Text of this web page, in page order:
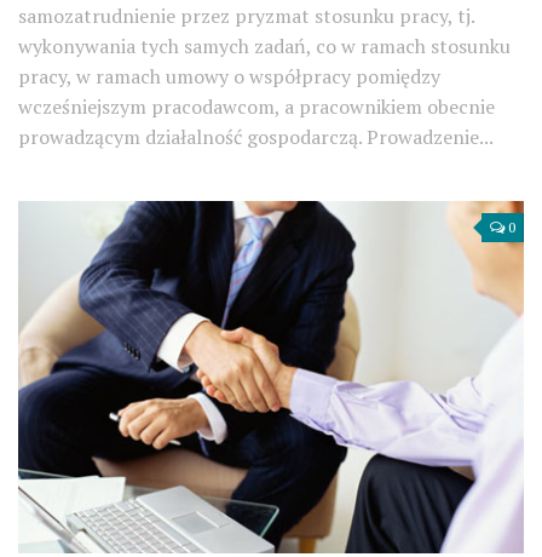
samozatrudnienie przez pryzmat stosunku pracy, tj.
wykonywania tych samych zadań, co w ramach stosunku
pracy, w ramach umowy o współpracy pomiędzy
wcześniejszym pracodawcom, a pracownikiem obecnie
prowadzącym działalność gospodarczą. Prowadzenie...
0